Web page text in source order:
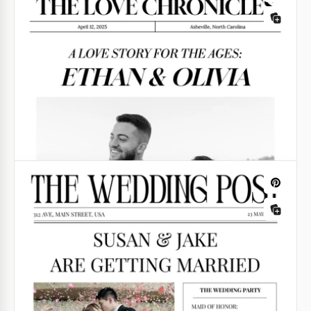
Google Docs
Google Docs
Vieux journal
Immergez-vous et vos lecteurs dans le charme
d'autrefois avec notre modèle de vieux journal. Le